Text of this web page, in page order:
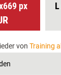
px
von Training